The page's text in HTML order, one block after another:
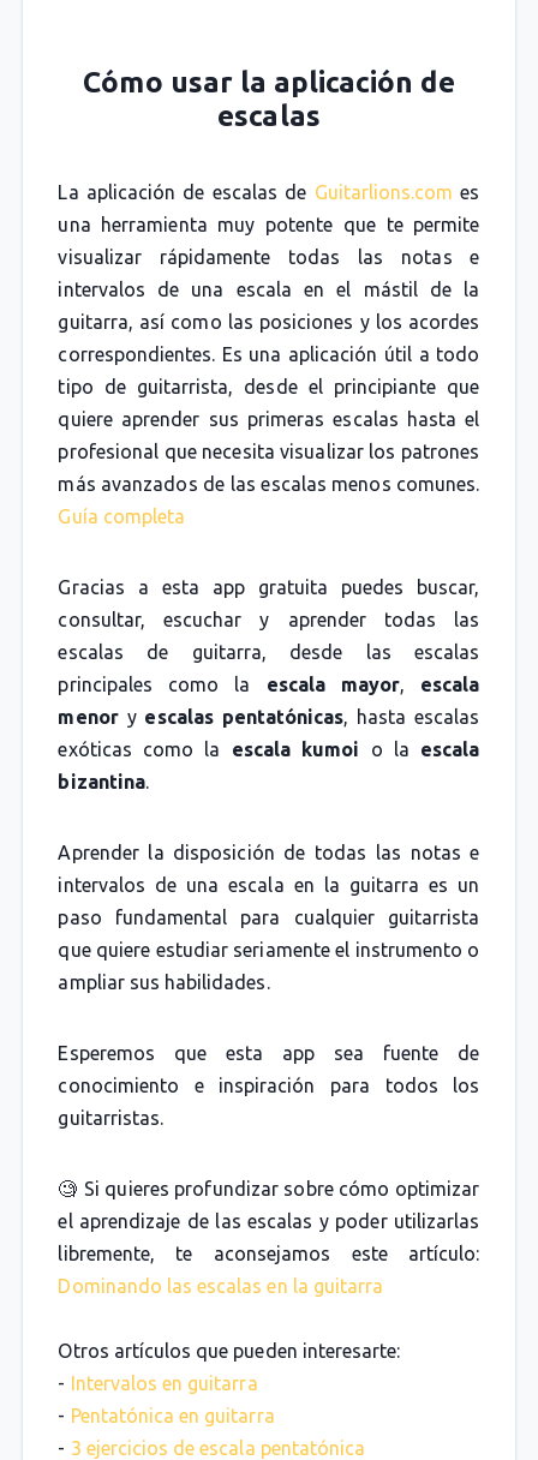
Cómo usar la aplicación de
escalas
La aplicación de escalas de Guitarlions.com es
una herramienta muy potente que te permite
visualizar rápidamente todas las notas e
intervalos de una escala en el mástil de la
guitarra, así como las posiciones y los acordes
correspondientes. Es una aplicación útil a todo
tipo de guitarrista, desde el principiante que
quiere aprender sus primeras escalas hasta el
profesional que necesita visualizar los patrones
más avanzados de las escalas menos comunes.
Guía completa
Gracias a esta app gratuita puedes buscar,
consultar, escuchar y aprender todas las
escalas de guitarra, desde las escalas
principales como la escala mayor, escala
menory escalas pentatónicas, hasta escalas
exóticas como la escala kumoi o la escala
bizantina.
Aprender la disposición de todas las notas e
intervalos de una escala en la guitarra es un
paso fundamental para cualquier guitarrista
que quiere estudiar seriamente el instrumento o
ampliar sus habilidades.
Esperemos que esta app sea fuente de
conocimiento e inspiración para todos los
guitarristas.
🧐 Si quieres profundizar sobre cómo optimizar
el aprendizaje de las escalas y poder utilizarlas
libremente, te aconsejamos este artículo:
Dominando las escalas en la guitarra
Otros artículos que pueden interesarte:
- Intervalos en guitarra
- Pentatónica en guitarra
- 3 ejercicios de escala pentatónica